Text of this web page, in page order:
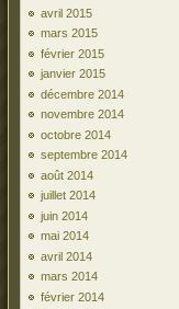
avril 2015
mars 2015
février 2015
janvier 2015
décembre 2014
novembre 2014
octobre 2014
septembre 2014
août 2014
juillet 2014
juin 2014
mai 2014
avril 2014
mars 2014
février 2014